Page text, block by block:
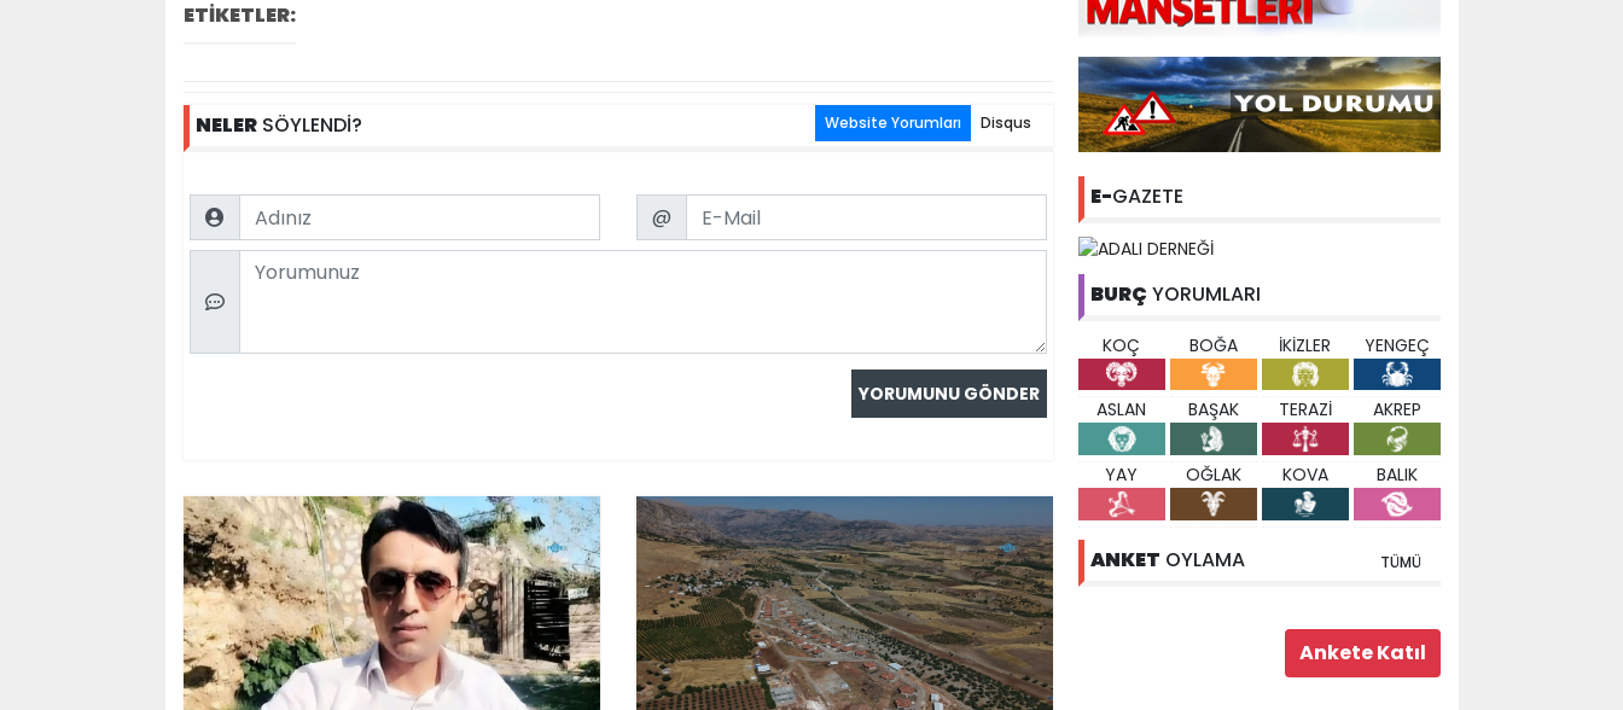
ETİKETLER:
NELERSÖYLENDİ? Website Yorumları Disqus
Name Email
@
Comment
E-GAZETE
BURÇ YORUMLARI
KOÇ BOĞA İKİZLER YENGEÇ
ASLAN BAŞAK TERAZİ AKREP
YAY OĞLAK KOVA BALIK
ANKET OYLAMA TÜMÜ